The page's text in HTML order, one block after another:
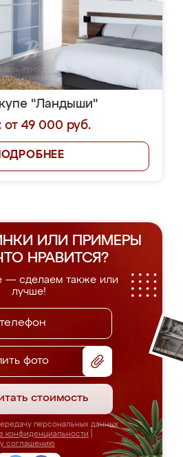
"Ландыши"
от 49 000 руб.
ИЛИ ПРИМЕРЫ
НРАВИТСЯ?
— сделаем также или
лучше!
фото
стоимость
персональных данных
конфиденциальности
соглашению